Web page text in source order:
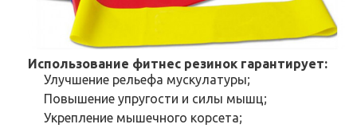
Использование фитнес резинок гарантирует:
Улучшение рельефа мускулатуры;
Повышение упругости и силы мышц;
Укрепление мышечного корсета;